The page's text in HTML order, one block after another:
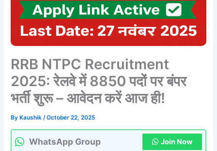
RRB NTPC Recruitment
2025: रेलवे में 8850 पदों पर बंपर
भर्ती शुरू – आवेदन करें आज ही!
By Kaushik/October 22, 2025
WhatsApp Group Join Now